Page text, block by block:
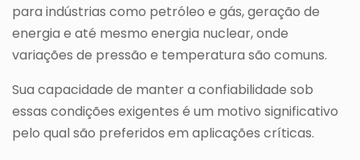
para indústrias como petróleo e gás, geração de
energia e até mesmo energia nuclear, onde
variações de pressão e temperatura são comuns.
Sua capacidade de manter a confiabilidade sob
essas condições exigentes é um motivo significativo
pelo qual são preferidos em aplicações críticas.